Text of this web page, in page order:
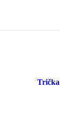
Trička